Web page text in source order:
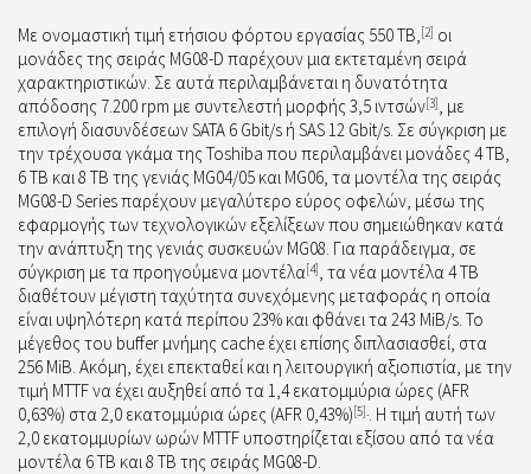
Με ονομαστική τιμή ετήσιου φόρτου εργασίας 550 TB,[2] οι
μονάδες της σειράς MG08-D παρέχουν μια εκτεταμένη σειρά
χαρακτηριστικών. Σε αυτά περιλαμβάνεται η δυνατότητα
απόδοσης 7.200 rpm με συντελεστή μορφής 3,5 ιντσών[3], με
επιλογή διασυνδέσεων SATA 6 Gbit/s ή SAS 12 Gbit/s. Σε σύγκριση με
την τρέχουσα γκάμα της Toshiba που περιλαμβάνει μονάδες 4 TB,
6 TB και 8 TB της γενιάς MG04/05 και MG06, τα μοντέλα της σειράς
MG08-D Series παρέχουν μεγαλύτερο εύρος οφελών, μέσω της
εφαρμογής των τεχνολογικών εξελίξεων που σημειώθηκαν κατά
την ανάπτυξη της γενιάς συσκευών MG08. Για παράδειγμα, σε
σύγκριση με τα προηγούμενα μοντέλα[4], τα νέα μοντέλα 4 TB
διαθέτουν μέγιστη ταχύτητα συνεχόμενης μεταφοράς η οποία
είναι υψηλότερη κατά περίπου 23% και φθάνει τα 243 MiB/s. Το
μέγεθος του buffer μνήμης cache έχει επίσης διπλασιασθεί, στα
256 MiB. Ακόμη, έχει επεκταθεί και η λειτουργική αξιοπιστία, με την
τιμή MTTF να έχει αυξηθεί από τα 1,4 εκατομμύρια ώρες (AFR
0,63%) στα 2,0 εκατομμύρια ώρες (AFR 0,43%)[5].. Η τιμή αυτή των
2,0 εκατομμυρίων ωρών MTTF υποστηρίζεται εξίσου από τα νέα
μοντέλα 6 TB και 8 TB της σειράς MG08-D.